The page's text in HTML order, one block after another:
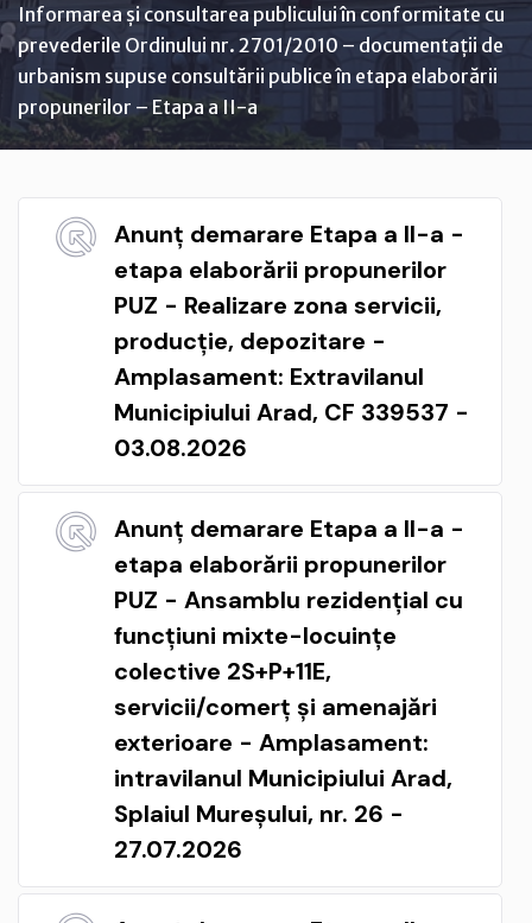
Informarea și consultarea publicului în conformitate cu
prevederile Ordinului nr. 2701/2010 – documentații de
urbanism supuse consultării publice în etapa elaborării
propunerilor – Etapa a II-a
Anunț demarare Etapa a II-a -
etapa elaborării propunerilor
PUZ - Realizare zona servicii,
producție, depozitare -
Amplasament: Extravilanul
Municipiului Arad, CF 339537 -
03.08.2026
Anunț demarare Etapa a II-a -
etapa elaborării propunerilor
PUZ - Ansamblu rezidențial cu
funcțiuni mixte-locuințe
colective 2S+P+11E,
servicii/comerț și amenajări
exterioare - Amplasament:
intravilanul Municipiului Arad,
Splaiul Mureșului, nr. 26 -
27.07.2026